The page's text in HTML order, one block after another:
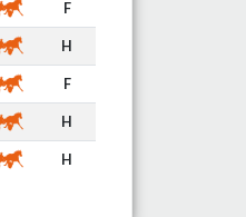
F
H
F
H
H